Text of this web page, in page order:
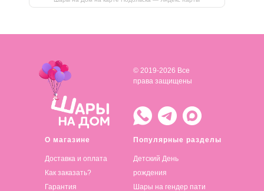
О магазине
Доставка и оплата
Популярные разделы
Детский День
рождения
© 2019-2026 Все
права защищены
Как заказать?
Гарантия
Шары на гендер пати